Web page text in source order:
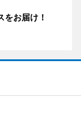
をお届け！